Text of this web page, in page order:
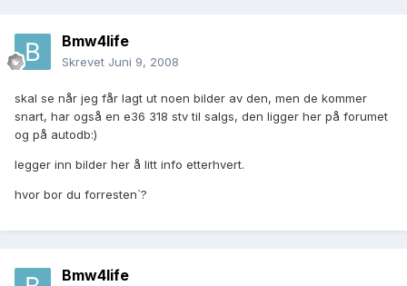
Bmw4life
Skrevet Juni 9, 2008
skal se når jeg får lagt ut noen bilder av den, men de kommer
snart, har også en e36 318 stv til salgs, den ligger her på forumet
og på autodb:)
legger inn bilder her å litt info etterhvert.
hvor bor du forresten`?
Bmw4life